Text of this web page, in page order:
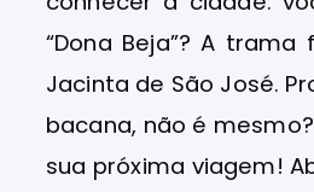
“Dona Beja”? A
Jacinta de São José.
bacana, não é
sua próxima viagem!